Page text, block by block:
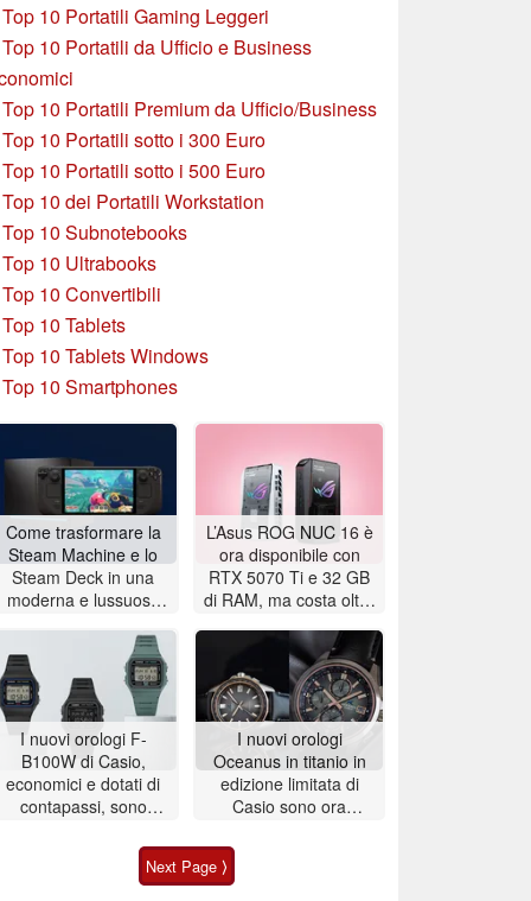
Top 10 Portatili Gaming Leggeri
Top 10 Portatili da Ufficio e Business
Top 10 Portatili Premium da Ufficio/Business
Top 10 Portatili sotto i 300 Euro
Top 10 Portatili sotto i 500 Euro
Top 10 dei Portatili Workstation
Top 10 Subnotebooks
Top 10 Ultrabooks
Top 10 Convertibili
Top 10 Tablets
Top 10 Tablets Windows
Top 10 Smartphones
Come trasformare la
Steam Machine e lo
Steam Deck in una
moderna e lussuosa
L’Asus ROG NUC 16 è
ora disponibile con
RTX 5070 Ti e 32 GB
di RAM, ma costa oltre
I nuovi orologi F-
B100W di Casio,
economici e dotati di
contapassi, sono
momento del lancio; i
I nuovi orologi
Oceanus in titanio in
edizione limitata di
Casio sono ora
Next Page ⟩